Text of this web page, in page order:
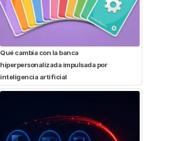
Qué cambia con la banca
hiperpersonalizada impulsada por
inteligencia artificial